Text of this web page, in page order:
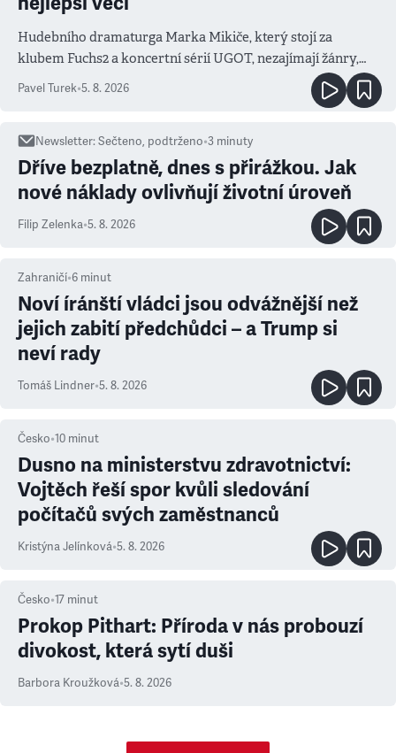
Hudebního dramaturga Marka Mikiče, který stojí za
klubem Fuchs2 a koncertní sérií UGOT, nezajímají žánry,
Pavel Turek•5. 8. 2026
Newsletter:Sečteno, podtrženo•3 minuty
Dříve bezplatně, dnes s přirážkou. Jak
nové náklady ovlivňují životní úroveň
Filip Zelenka•5. 8. 2026
Zahraničí•6 minut
Noví íránští vládci jsou odvážnější než
jejich zabití předchůdci – a Trump si
neví rady
Tomáš Lindner•5. 8. 2026
Česko•10 minut
Dusno na ministerstvu zdravotnictví:
Vojtěch řeší spor kvůli sledování
počítačů svých zaměstnanců
Kristýna Jelínková•5. 8. 2026
Česko•17 minut
Prokop Pithart: Příroda v nás probouzí
divokost, která sytí duši
Barbora Kroužková•5. 8. 2026